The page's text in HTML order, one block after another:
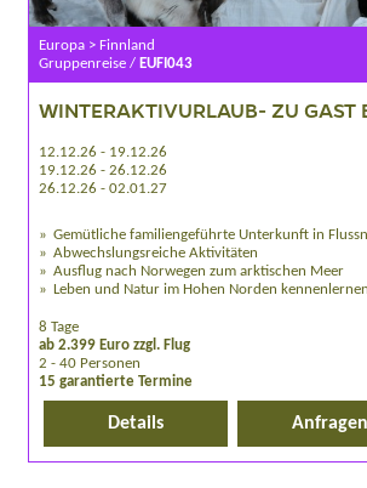
Europa > Finnland
Gruppenreise / EUFI043
WINTERAKTIVURLAUB- ZU GAST
12.12.26 - 19.12.26
19.12.26 - 26.12.26
26.12.26 - 02.01.27
Gemütliche familiengeführte Unterkunft in
Abwechslungsreiche Aktivitäten
Ausflug nach Norwegen zum arktischen Meer
Leben und Natur im Hohen Norden kennenlernen
8 Tage
ab 2.399 Euro zzgl. Flug
2 - 40 Personen
15 garantierte Termine
Details Anfragen